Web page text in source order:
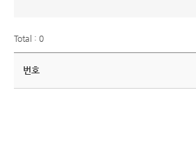
Total : 0
번호